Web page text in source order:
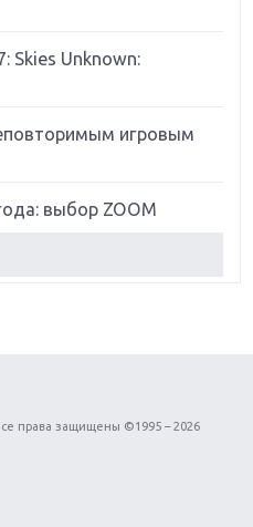
Skies Unknown:
игровым
выбор ZOOM
4: вершина эволюции
Spider-Man и
права защищены ©1995 – 2026